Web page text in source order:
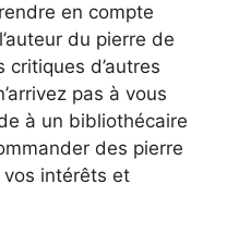
en compte
du pierre de
d’autres
pas à vous
à un bibliothécaire
des pierre
intérêts et